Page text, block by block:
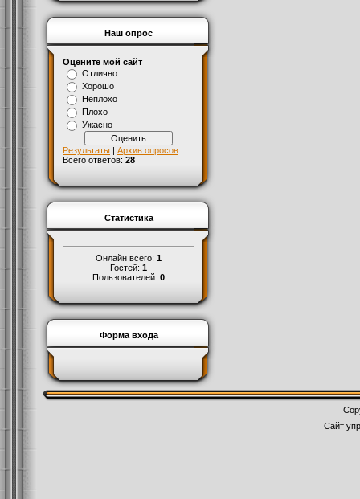
Наш опрос
Оцените мой сайт
Отлично
Хорошо
Неплохо
Плохо
Ужасно
Результаты | Архив опросов
Всего ответов: 28
Статистика
Онлайн всего: 1
Гостей: 1
Пользователей: 0
Форма входа
Сайт